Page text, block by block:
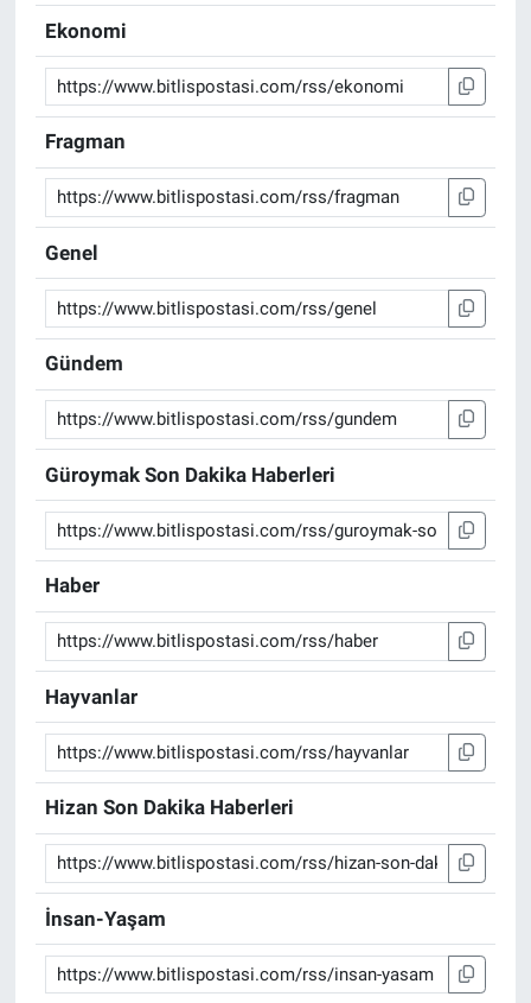
Ekonomi
Fragman
Genel
Gündem
Güroymak Son Dakika Haberleri
Haber
Hayvanlar
Hizan Son Dakika Haberleri
İnsan-Yaşam